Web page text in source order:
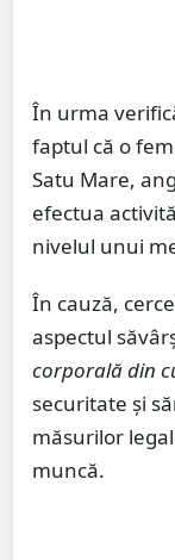
În urma
faptul că o
Satu Mare,
efectua
nivelul unui
În cauză,
aspectul
corporală din
securitate şi
măsurilor
muncă.